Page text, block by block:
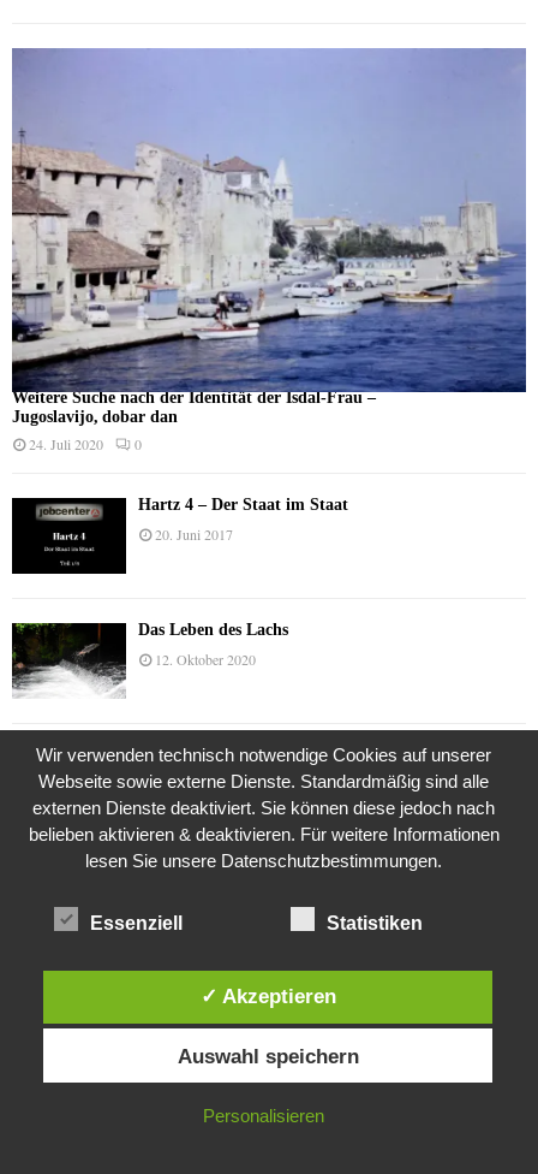
Weitere Suche nach der Identität der Isdal-Frau –
Jugoslavijo, dobar dan
24. Juli 2020 0
Hartz 4 – Der Staat im Staat
20. Juni 2017
Das Leben des Lachs
12. Oktober 2020
Die Geschichte der Kubushäuser
9. Juli 2018
Die Brexit-Lüge (1/8 Teil)
Diese Website verwendet Cookies. Durch die weitere Nutzung dieser
Website stimmst du der Verwendung von Cookies zu.
IN ORDNUNG
Wir verwenden technisch notwendige Cookies auf unserer
Webseite sowie externe Dienste. Standardmäßig sind alle
externen Dienste deaktiviert. Sie können diese jedoch nach
belieben aktivieren & deaktivieren. Für weitere Informationen
lesen Sie unsere Datenschutzbestimmungen.
Essenziell Statistiken
✓ Akzeptieren
Auswahl speichern
Personalisieren